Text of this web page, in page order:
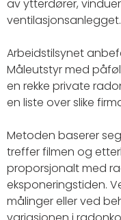
av ytterdører,
ventilasjonsanlegget.
Arbeidstilsynet
Måleutstyr med
en rekke private
en liste over slike
Metoden baserer
treffer filmen og
proporsjonalt med
eksponeringstiden.
målinger eller ved